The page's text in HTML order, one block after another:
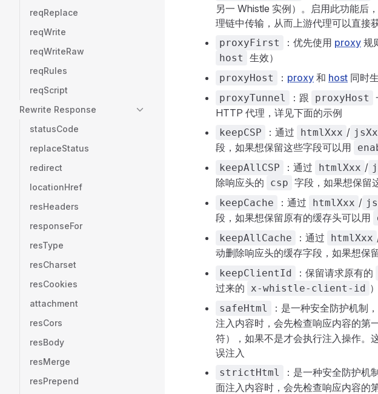
reqReplace
reqWrite
reqWriteRaw
reqRules
reqScript
Rewrite Response
statusCode
replaceStatus
redirect
locationHref
resHeaders
responseFor
resType
resCharset
resCookies
attachment
resCors
resBody
resMerge
resPrepend
另一 Whistle 实例）。启用此功能后
理链中传输，从而上游代理可以直接
proxyFirst ：优先使用 proxy 规
host 生效）
proxyHost ： proxy 和 host 同时
proxyTunnel ：跟 proxyHost
HTTP 代理，详见下面的示例
keepCSP ：通过 htmlXxx /
段，如果想保留这些字段可以用
keepAllCSP
：通过 htmlXxx /
除响应头的
csp 字段，如果想保留
keepCache
：通过 htmlXxx /
段，如果想保留原有的缓存头可以用
keepAllCache
：通过 htmlXxx
动删除响应头的缓存字段，如果想保
keepClientId
：保留请求原有的
过来的
x-whistle-client-id ）
safeHtml ：是一种安全防护机制
注入内容时，会先检查响应内容的第
符），如果不是才会执行注入操作。
误注入
strictHtml ：是一种安全防护机
面注入内容时，会先检查响应内容的